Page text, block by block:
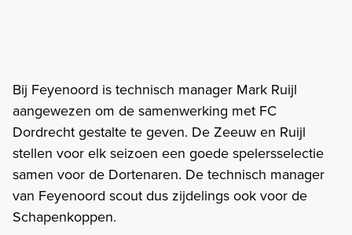
Bij Feyenoord is technisch manager Mark Ruijl
aangewezen om de samenwerking met FC
Dordrecht gestalte te geven. De Zeeuw en Ruijl
stellen voor elk seizoen een goede spelersselectie
samen voor de Dortenaren. De technisch manager
van Feyenoord scout dus zijdelings ook voor de
Schapenkoppen.